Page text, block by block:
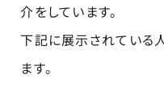
介をしています。
下記に展示されている
ます。